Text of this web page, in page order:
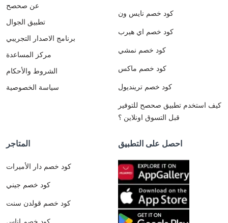
عن صحصح
تطبيق الجوال
برنامج الاصدار التجريبي
مركز المساعدة
الشروط والأحكام
سياسة الخصوصية
كود خصم نايس ون
كود خصم اي هيرب
كود خصم نمشي
كود خصم ماكس
كود خصم ترينديول
كيف استخدم تطبيق صحصح للتوفير
قبل التسوق اونلاين ؟
المتاجر
كود خصم دار الأميرات
كود خصم جيني
كود خصم قولدن سنت
احصل على التطبيق